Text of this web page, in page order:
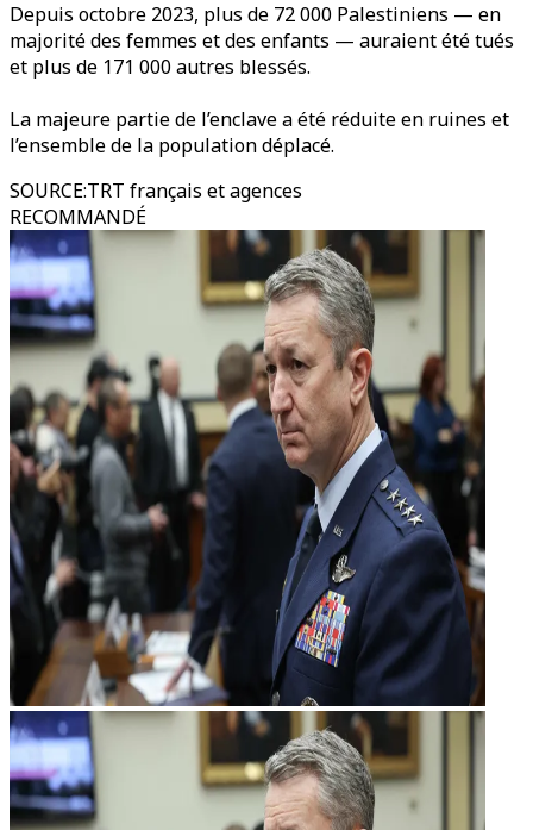
Depuis octobre 2023, plus de 72 000 Palestiniens — en
majorité des femmes et des enfants — auraient été tués
et plus de 171 000 autres blessés.
La majeure partie de l’enclave a été réduite en ruines et
l’ensemble de la population déplacé.
SOURCE:TRT français et agences
RECOMMANDÉ